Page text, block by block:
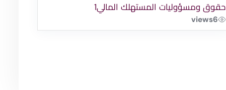
حقوق ومسؤوليات المستهلك المالي1
6
views